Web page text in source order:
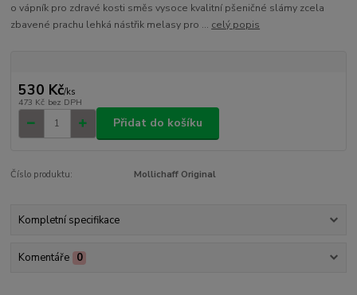
o vápník pro zdravé kosti směs vysoce kvalitní pšeničné slámy zcela
zbavené prachu lehká nástřik melasy pro ... celý popis
530 Kč/ks
473 Kč bez DPH
Přidat do košíku
Číslo produktu: Mollichaff Original
Kompletní specifikace
Komentáře 0